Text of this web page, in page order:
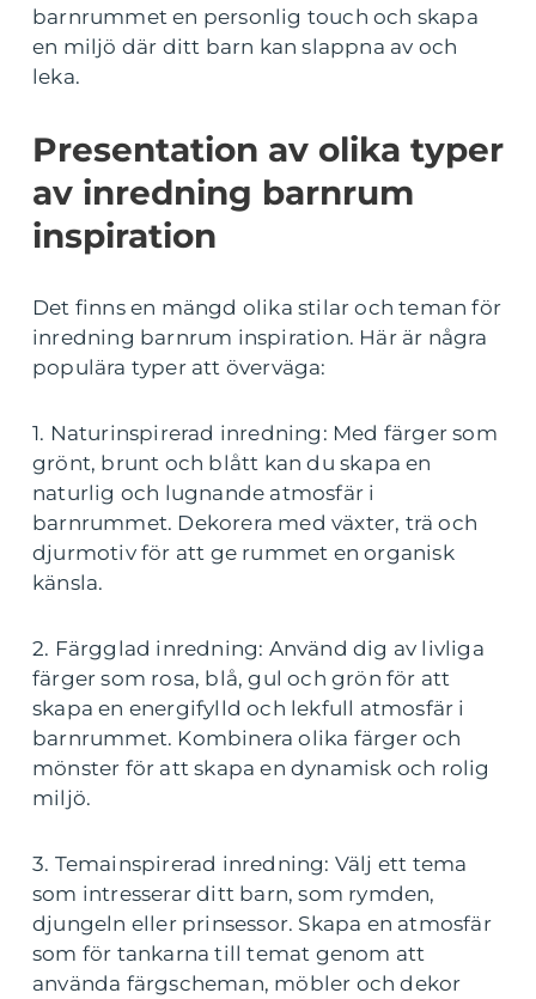
barnrummet en personlig touch och skapa
en miljö där ditt barn kan slappna av och
leka.
Presentation av olika typer
av inredning barnrum
inspiration
Det finns en mängd olika stilar och teman för
inredning barnrum inspiration. Här är några
populära typer att överväga:
1. Naturinspirerad inredning: Med färger som
grönt, brunt och blått kan du skapa en
naturlig och lugnande atmosfär i
barnrummet. Dekorera med växter, trä och
djurmotiv för att ge rummet en organisk
känsla.
2. Färgglad inredning: Använd dig av livliga
färger som rosa, blå, gul och grön för att
skapa en energifylld och lekfull atmosfär i
barnrummet. Kombinera olika färger och
mönster för att skapa en dynamisk och rolig
miljö.
3. Temainspirerad inredning: Välj ett tema
som intresserar ditt barn, som rymden,
djungeln eller prinsessor. Skapa en atmosfär
som för tankarna till temat genom att
använda färgscheman, möbler och dekor